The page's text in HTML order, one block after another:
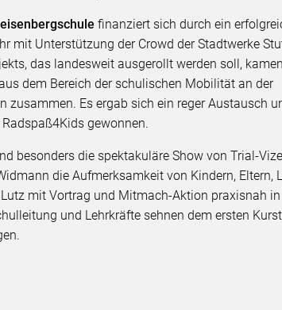
finanziert sich durch ein
mit Unterstützung der Crowd der Stadtwerke
das landesweit ausgerollt werden soll,
dem Bereich der schulischen Mobilität an der
zusammen. Es ergab sich ein reger Austausch
gewonnen.
besonders die spektakuläre Show von Trial-
die Aufmerksamkeit von Kindern, Eltern,
mit Vortrag und Mitmach-Aktion praxisnah
und Lehrkräfte sehnen dem ersten